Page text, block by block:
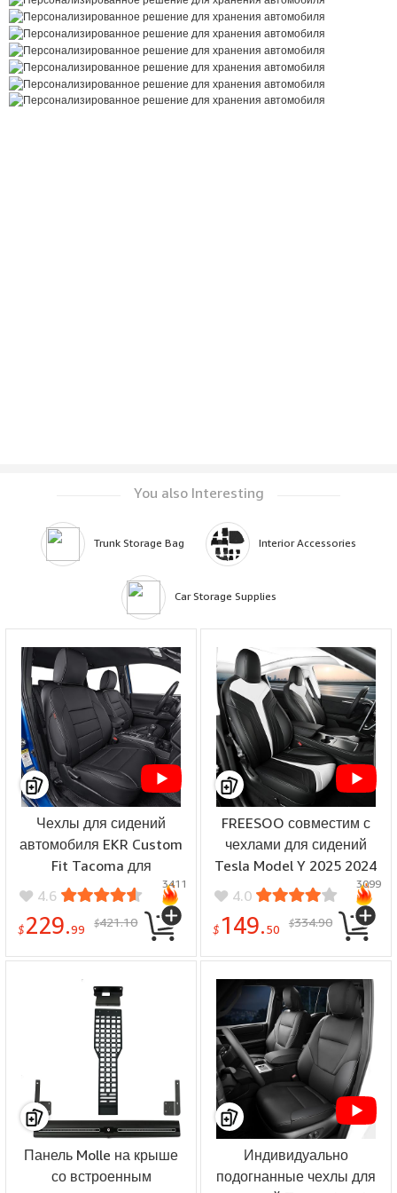
You also Interesting
Trunk Storage Bag Interior Accessories
Car Storage Supplies
Чехлы для сидений
автомобиля EKR Custom
Fit Tacoma для
некоторых моделей
Toyota Tacoma 2016
2017 2018 2019 2020
полный комплект, кожа
(черный)
4.6
$229.99 $421.10
3411
FREESOO совместим с
чехлами для сидений
Tesla Model Y 2025 2024
2023 2022 2021 2020 5
сидений, искусственная
кожа наппа,
сидений, надеваемые
аксессуары, черный,
белый
4.0
$ 149.50 $334.90
3099
Панель Molle на крыше
со встроенным
Индивидуально
подогнанные чехлы для